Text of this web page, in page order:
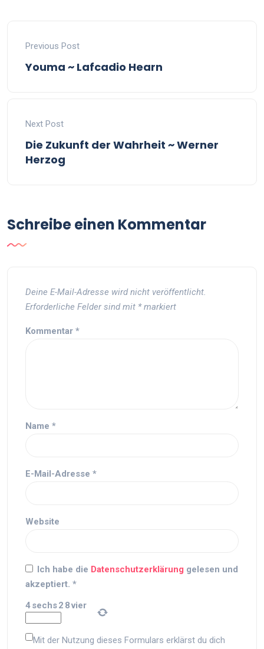
Previous Post
Youma ~ Lafcadio Hearn
Next Post
Die Zukunft der Wahrheit ~ Werner
Herzog
Schreibe einen Kommentar
Deine E-Mail-Adresse wird nicht veröffentlicht.
Erforderliche Felder sind mit *markiert
Kommentar *
Name *
E-Mail-Adresse *
Website
Ich habe die Datenschutzerklärung gelesen und
akzeptiert. *
4sechs2 8vier
Mit der Nutzung dieses Formulars erklärst du dich